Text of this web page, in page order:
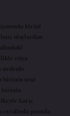
birini
olaylardan
rüya
nedenle
birinin seni
birinin
karşı
pusuda